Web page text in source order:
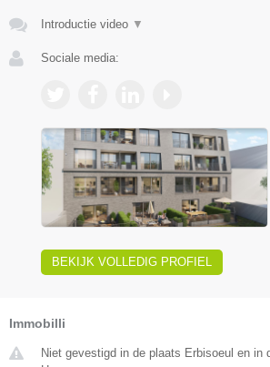
Introductie video ▼
Sociale media:
BEKIJK VOLLEDIG PROFIEL
Immobilli
Niet gevestigd in de plaats Erbisoeul en in